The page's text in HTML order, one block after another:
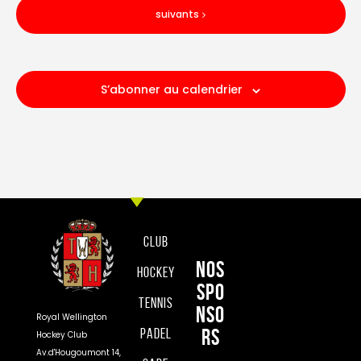
Évènements
suivants
S’abonner au calendrier
Royal Wellington
Hockey Club
Av.d'Hougoumont 14,
Club
Hockey
Tennis
Padel
Nos
spo
nso
rs